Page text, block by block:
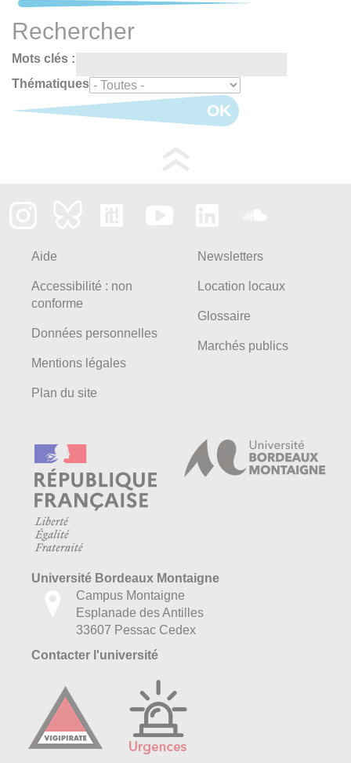
Rechercher
Mots clés :
Thématiques
OK
Aide
Accessibilité : non
conforme
Données personnelles
Mentions légales
Plan du site
Newsletters
Location locaux
Glossaire
Marchés publics
Université Bordeaux Montaigne
Campus Montaigne
Esplanade des Antilles
33607 Pessac Cedex
Contacter l'université